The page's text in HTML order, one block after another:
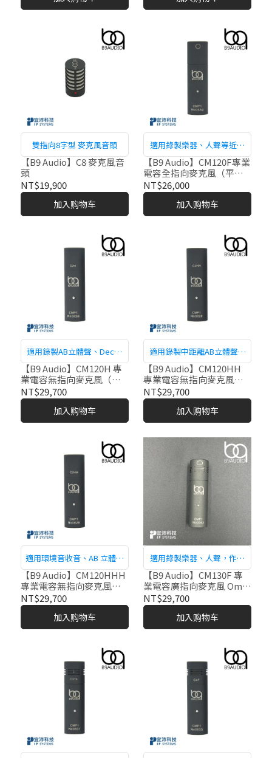
雙指向8字型 麥克風音頭
【B9 Audio】C8 麥克風音
頭
NT$19,900
加入购物车
適用錄製樂器、人聲等近距
錄音。
【B9 Audio】CM120F專業
電容全指向麥克風（平坦
型）
NT$26,000
加入购物车
適用錄製AB立體聲、Decca
Tree配置。
【B9 Audio】CM120H 專
業電容無指向麥克風（高
頻微加強）
NT$29,700
加入购物车
適用錄製中距離AB立體聲、
Decca Tree配置等各種應
用。
【B9 Audio】CM120HH
專業電容無指向麥克風
（高頻加強）
NT$29,700
加入购物车
適用環境音收音、AB 立體聲
收音、Decca Tree等各種應
用。
【B9 Audio】CM120HHH
專業電容無指向麥克風
（高頻再加強）
NT$29,700
加入购物车
適用錄製樂器、人聲，作為
交響樂團的點麥克風
【B9 Audio】CM130F 專
業電容廣指向麥克風 Omni
Cardioid
NT$29,700
加入购物车